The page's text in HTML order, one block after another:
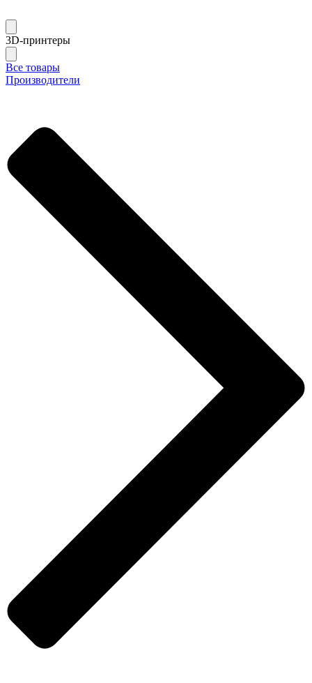
3D-принтеры
Все товары
Производители